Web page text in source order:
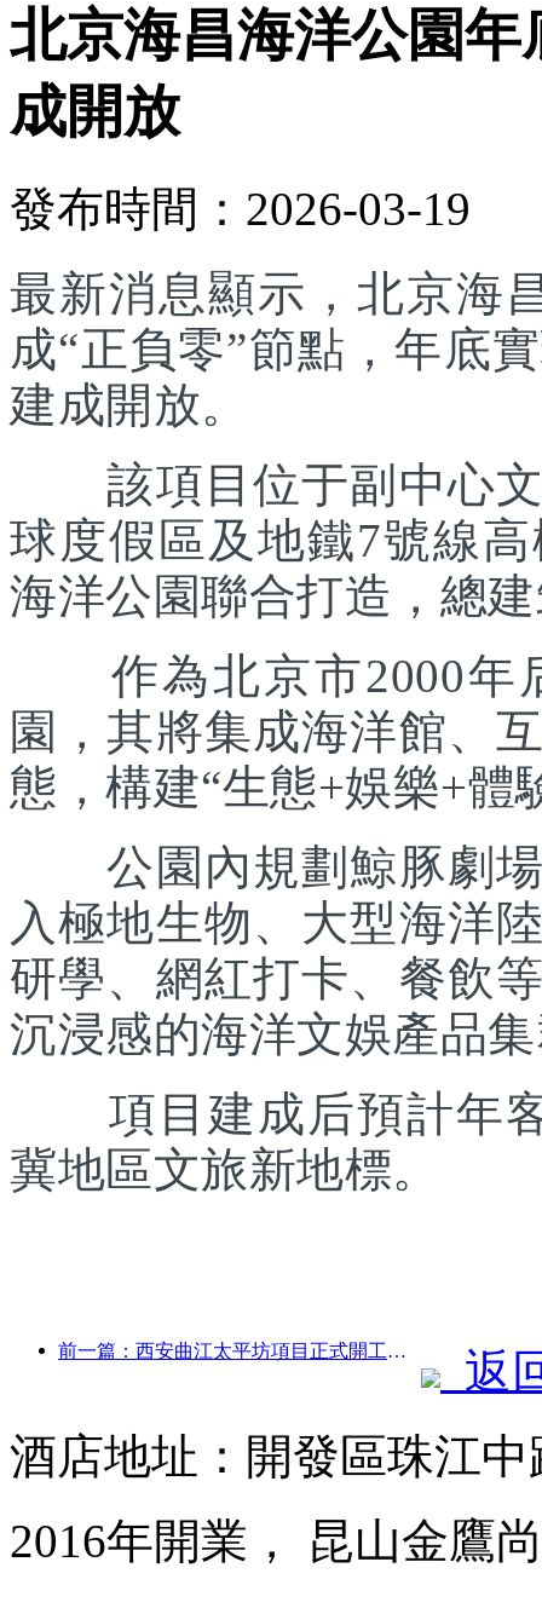
北京海昌海洋公園年
成開放
發布時間：2026-03-19
最新消息顯示，北京海
成“正負零”節點，年底
建成開放。
該項目位于副中心文
球度假區及地鐵7號線
海洋公園聯合打造，總
作為北京市2000年
園，其將集成海洋館、
態，構建“生態+娛樂+體
公園內規劃鯨豚劇場
入極地生物、大型海洋
研學、網紅打卡、餐飲
沉浸感的海洋文娛產品
項目建成后預計年客
冀地區文旅新地標。
前一篇：西安曲江太平坊項目正式開工，總建面13.7萬方
返
酒店地址：開發區珠江
2016年開業， 昆山金